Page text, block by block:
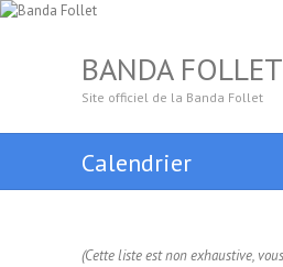
BANDA FOLLET
Site officiel de la Banda Follet
Calendrier
(Cette liste est non exhaustive,